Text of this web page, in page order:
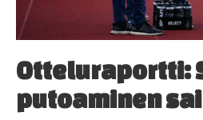
Otteluraportti:
putoaminen